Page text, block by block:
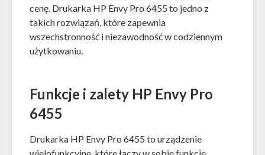
cenę. Drukarka HP Envy Pro 6455 to jedno z
takich rozwiązań, które zapewnia
wszechstronność i niezawodność w codziennym
użytkowaniu.
Funkcje i zalety HP Envy Pro
6455
Drukarka HP Envy Pro 6455 to urządzenie